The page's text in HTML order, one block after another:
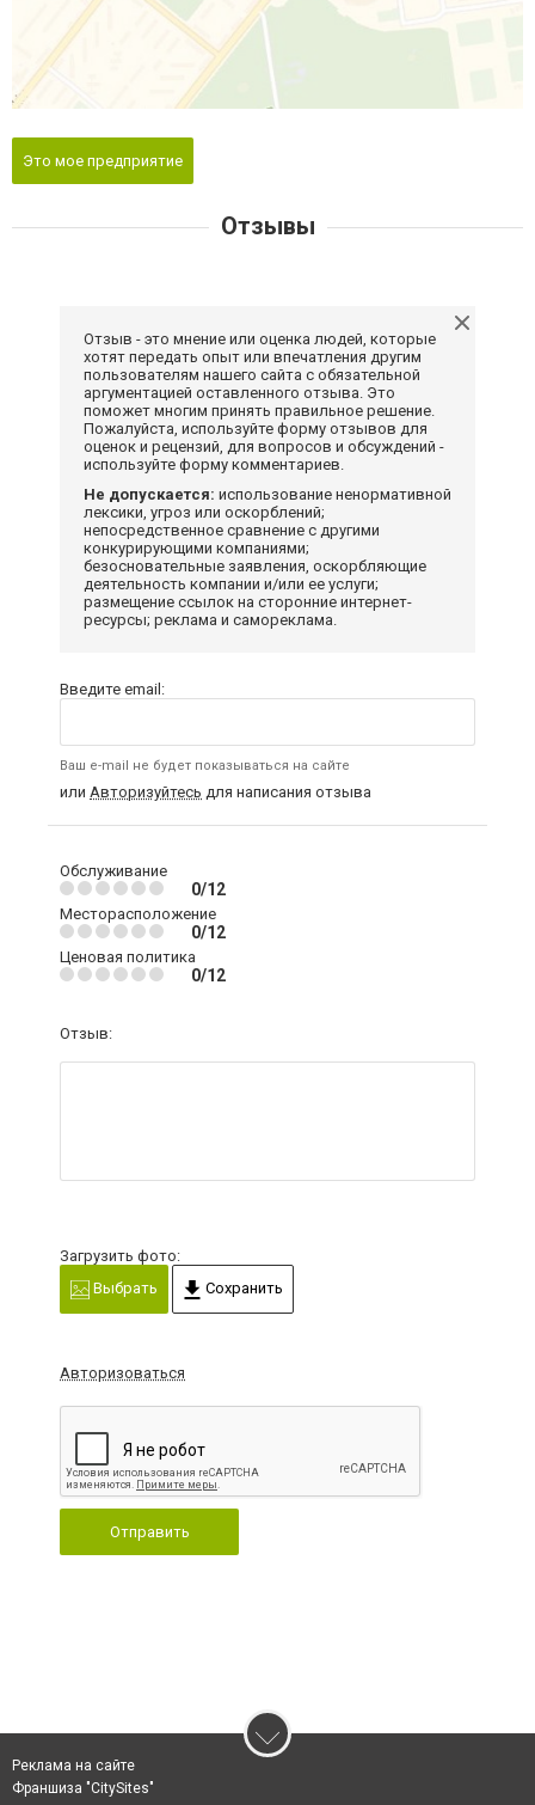
Это мое предприятие
Отзывы
Отзыв - это мнение или оценка людей, которые
хотят передать опыт или впечатления другим
пользователям нашего сайта с обязательной
аргументацией оставленного отзыва. Это
поможет многим принять правильное решение.
Пожалуйста, используйте форму отзывов для
оценок и рецензий, для вопросов и обсуждений -
используйте форму комментариев.
Не допускается: использование ненормативной
лексики, угроз или оскорблений;
непосредственное сравнение с другими
конкурирующими компаниями;
безосновательные заявления, оскорбляющие
деятельность компании и/или ее услуги;
размещение ссылок на сторонние интернет-
ресурсы; реклама и самореклама.
Введите email:
Ваш e-mail не будет показываться на сайте
или Авторизуйтесь для написания отзыва
Обслуживание
0/12
Месторасположение
0/12
Ценовая политика
0/12
Отзыв:
Загрузить фото:
Выбрать
Сохранить
Авторизоваться
Отправить
Реклама на сайте
Франшиза "CitySites"